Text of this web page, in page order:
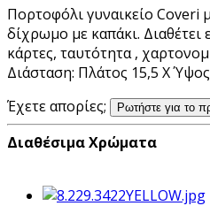
Πορτοφόλι γυναικείο Coveri
δίχρωμο με καπάκι. Διαθέτει
κάρτες, ταυτότητα ,
Διάσταση: Πλάτος 15,5 Χ
Έχετε απορίες;
Ρωτήστε για το
Διαθέσιμα Χρώματα